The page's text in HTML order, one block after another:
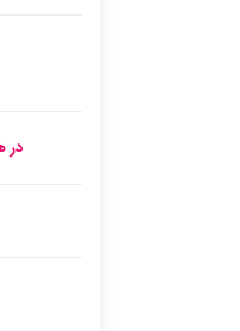
در